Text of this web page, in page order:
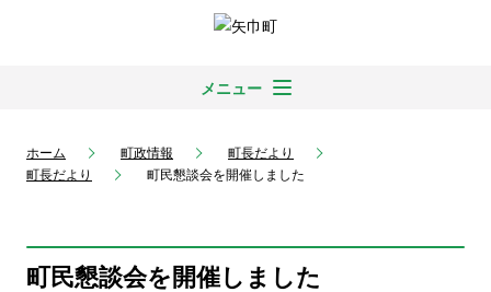
メニュー
ホーム 町政情報
町長だより
町長だより
町民懇談会を開催しました
町民懇談会を開催しました